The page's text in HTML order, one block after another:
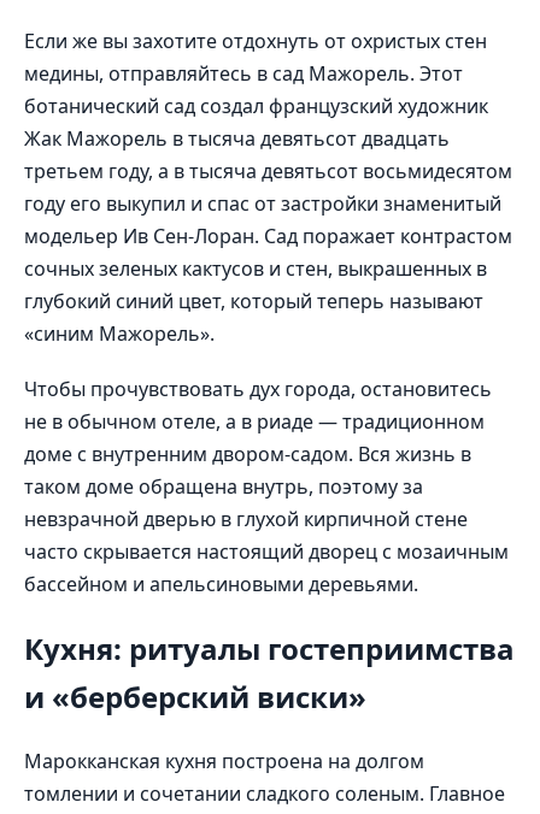
Если же вы захотите отдохнуть от охристых стен
медины, отправляйтесь в сад Мажорель. Этот
ботанический сад создал французский художник
Жак Мажорель в тысяча девятьсот двадцать
третьем году, а в тысяча девятьсот восьмидесятом
году его выкупил и спас от застройки знаменитый
модельер Ив Сен-Лоран. Сад поражает контрастом
сочных зеленых кактусов и стен, выкрашенных в
глубокий синий цвет, который теперь называют
«синим Мажорель».
Чтобы прочувствовать дух города, остановитесь
не в обычном отеле, а в риаде — традиционном
доме с внутренним двором-садом. Вся жизнь в
таком доме обращена внутрь, поэтому за
невзрачной дверью в глухой кирпичной стене
часто скрывается настоящий дворец с мозаичным
бассейном и апельсиновыми деревьями.
Кухня: ритуалы гостеприимства
и «берберский виски»
Марокканская кухня построена на долгом
томлении и сочетании сладкого соленым. Главное